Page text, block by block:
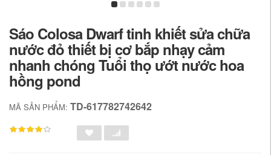
Sáo Colosa Dwarf tinh khiết sửa chữa
nước đỏ thiết bị cơ bắp nhạy cảm
nhanh chóng Tuổi thọ ướt nước hoa
hồng pond
MÃ SẢN PHẨM: TD-617782742642